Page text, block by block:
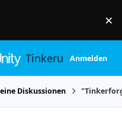
×
TinkerunityAnmelden
Diskussionen